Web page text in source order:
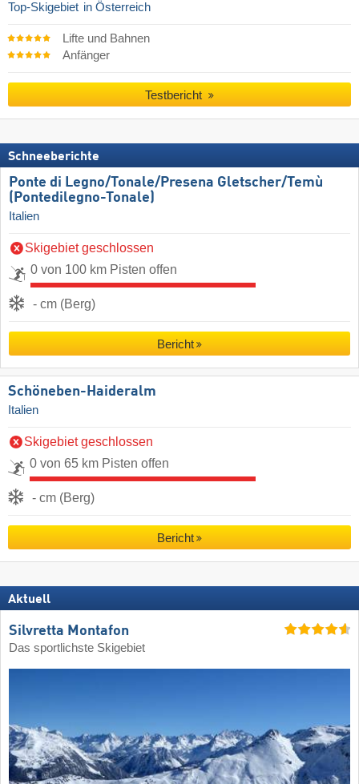
Top-Skigebiet in Österreich
Lifte und Bahnen
Anfänger
Testbericht
Schneeberichte
Ponte di Legno/​Tonale/​Presena Gletscher/​Temù
(Pontedilegno-Tonale)
Italien
Skigebiet geschlossen
0 von 100 km Pisten offen
- cm (Berg)
Bericht
Schöneben-Haideralm
Italien
Skigebiet geschlossen
0 von 65 km Pisten offen
- cm (Berg)
Bericht
Aktuell
Silvretta Montafon
Das sportlichste Skigebiet